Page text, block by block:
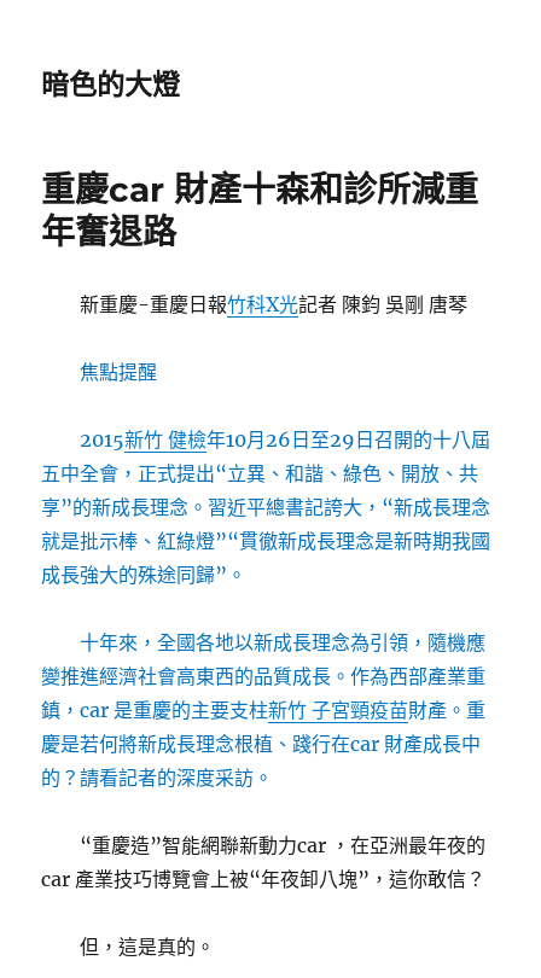
暗色的大燈
重慶car 財產十森和診所減重
年奮退路
新重慶-重慶日報竹科X光記者 陳鈞 吳剛 唐琴
焦點提醒
2015新竹 健檢年10月26日至29日召開的十八屆
五中全會，正式提出“立異、和諧、綠色、開放、共
享”的新成長理念。習近平總書記誇大，“新成長理念
就是批示棒、紅綠燈”“貫徹新成長理念是新時期我國
成長強大的殊途同歸”。
十年來，全國各地以新成長理念為引領，隨機應
變推進經濟社會高東西的品質成長。作為西部產業重
鎮，car 是重慶的主要支柱新竹 子宮頸疫苗財產。重
慶是若何將新成長理念根植、踐行在car 財產成長中
的？請看記者的深度采訪。
“重慶造”智能網聯新動力car ，在亞洲最年夜的
car 產業技巧博覽會上被“年夜卸八塊”，這你敢信？
但，這是真的。